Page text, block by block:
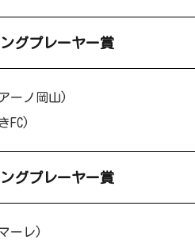
グプレーヤー賞
ーノ岡山)
FC)
グプレーヤー賞
ーレ)